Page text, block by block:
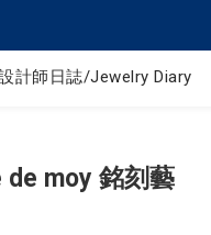
計師日誌/Jewelry Diary
de moy 銘刻藝